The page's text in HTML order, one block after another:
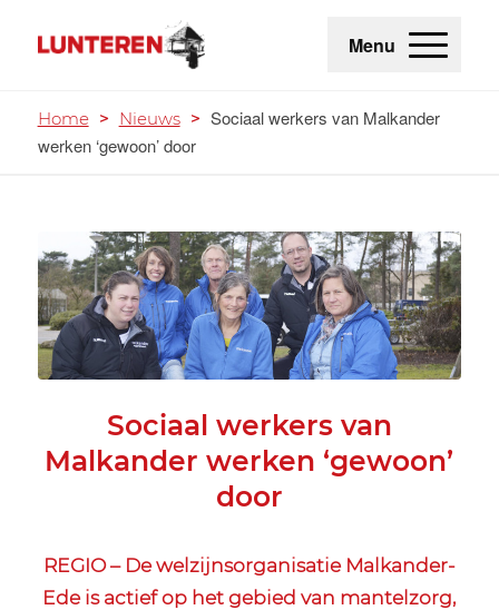
Menu
Home > Nieuws > Sociaal werkers van Malkander
werken ‘gewoon’ door
Sociaal werkers van
Malkander werken ‘gewoon’
door
REGIO – De welzijnsorganisatie Malkander-
Ede is actief op het gebied van mantelzorg,